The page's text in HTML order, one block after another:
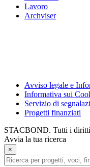
Lavoro
Archviser
Avviso legale e
Informativa sui
Servizio di
Progetti finanziati
STACBOND. Tutti i
Avvia la tua ricerca
×